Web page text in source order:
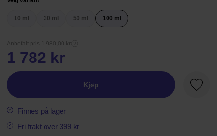
10 ml 30 ml 50 ml 100 ml
Anbefalt pris 1 980,00 kr
1 782 kr
Kjøp
Finnes på lager
Fri frakt over 399 kr